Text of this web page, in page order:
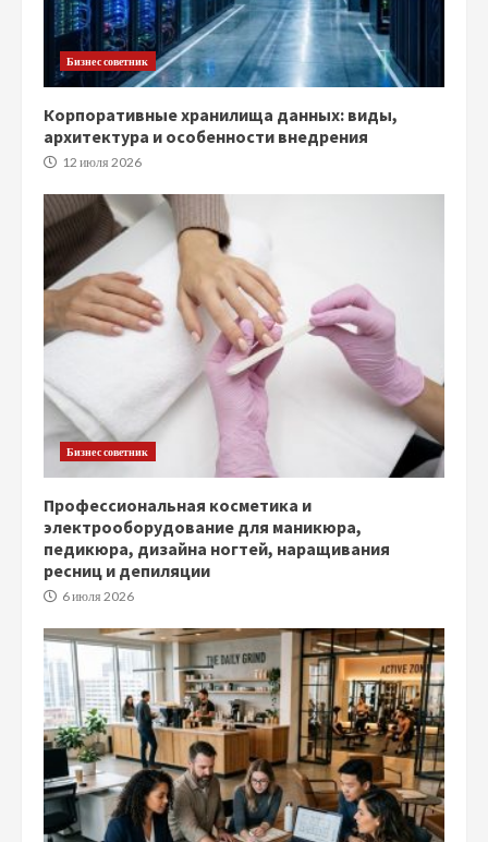
Бизнес советник
Корпоративные хранилища данных: виды,
архитектура и особенности внедрения
12 июля 2026
Бизнес советник
Профессиональная косметика и
электрооборудование для маникюра,
педикюра, дизайна ногтей, наращивания
ресниц и депиляции
6 июля 2026